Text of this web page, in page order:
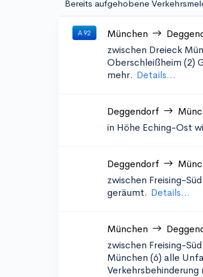
Bereits aufgehobene
A 92 München
zwischen Dreieck
Oberschleißheim (2)
mehr. Details...
Deggendorf
in Höhe Eching-Ost
Deggendorf
zwischen Freising-
geräumt. Details...
München
zwischen Freising-
München (6) alle
Verkehrsbehinderung